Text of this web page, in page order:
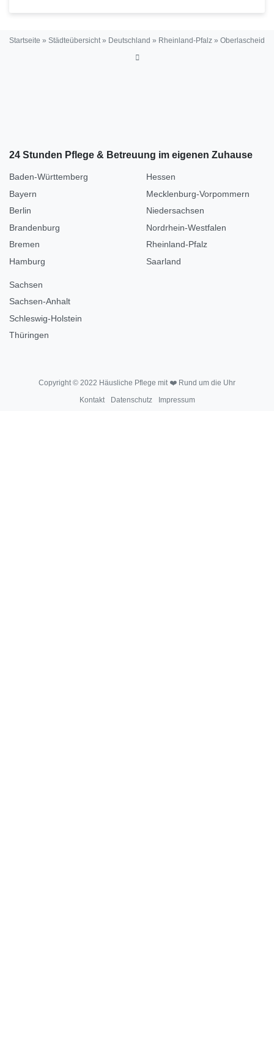
Startseite » Städteübersicht» Deutschland » Rheinland-Pfalz » Oberlascheid
24 Stunden Pflege & Betreuung im eigenen Zuhause
Baden-Württemberg
Bayern
Berlin
Brandenburg
Bremen
Hamburg
Hessen
Mecklenburg-Vorpommern
Niedersachsen
Nordrhein-Westfalen
Rheinland-Pfalz
Saarland
Sachsen
Sachsen-Anhalt
Schleswig-Holstein
Thüringen
Copyright © 2022 Häusliche Pflege mit ❤️ Rund um die Uhr
Kontakt
Datenschutz Impressum